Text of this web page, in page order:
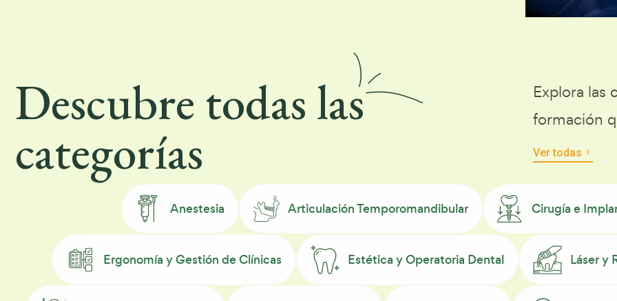
Descubre todas las
categorías
Explora las
formación
Ver todas
Anestesia Articulación Temporomandibular Cirugía e
Ergonomía y Gestión de Clínicas Estética y Operatoria Dental Láser y